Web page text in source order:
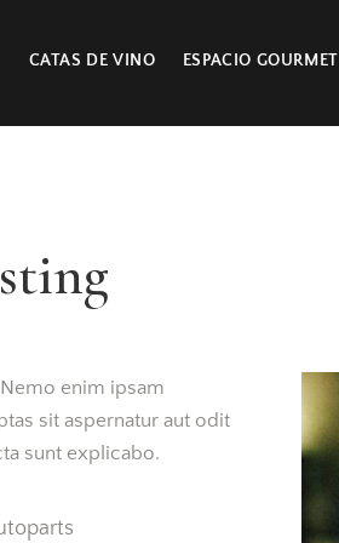
CATAS DE VINO ESPACIO GOURMET
enim ipsam
sit aspernatur aut odit
sunt explicabo.